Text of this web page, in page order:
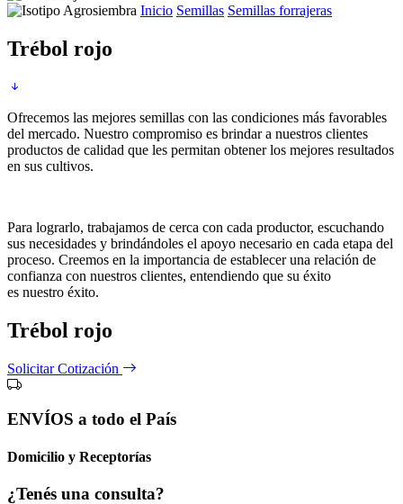
Inicio Semillas Semillas forrajeras
Trébol rojo
Ofrecemos las mejores semillas con las condiciones más favorables
del mercado. Nuestro compromiso es brindar a nuestros clientes
productos de calidad que les permitan obtener los mejores resultados
en sus cultivos.
Para lograrlo, trabajamos de cerca con cada productor, escuchando
sus necesidades y brindándoles el apoyo necesario en cada etapa del
proceso. Creemos en la importancia de establecer una relación de
confianza con nuestros clientes, entendiendo que su éxito
es nuestro éxito.
Trébol rojo
Solicitar Cotización
ENVÍOS a todo el País
Domicilio y Receptorías
¿Tenés una consulta?